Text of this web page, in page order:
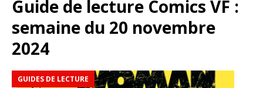
Guide de lecture Comics VF :
semaine du 20 novembre
2024
GUIDES DE LECTURE